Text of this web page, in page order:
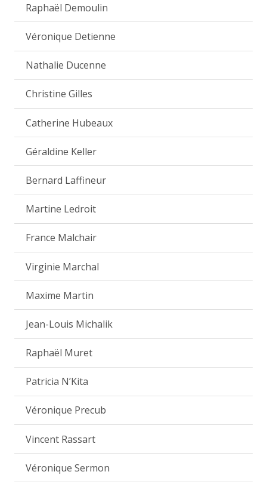
Raphaël Demoulin
Véronique Detienne
Nathalie Ducenne
Christine Gilles
Catherine Hubeaux
Géraldine Keller
Bernard Laffineur
Martine Ledroit
France Malchair
Virginie Marchal
Maxime Martin
Jean-Louis Michalik
Raphaël Muret
Patricia N’Kita
Véronique Precub
Vincent Rassart
Véronique Sermon